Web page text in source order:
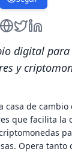
https://https://
digital
y
casa de
que facilita la
Opera tanto